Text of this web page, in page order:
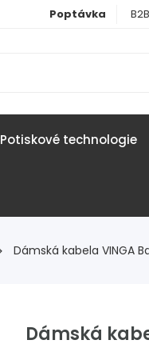
Poptávka B2B
Potiskové technologie
Dámská kabela VINGA
Dámská